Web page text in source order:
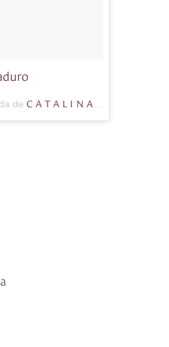
de C A T A L I N A F O N S E C A